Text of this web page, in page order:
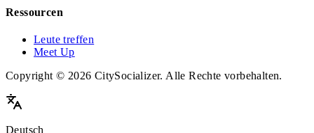
Ressourcen
Leute treffen
Meet Up
Copyright © 2026 CitySocializer. Alle Rechte vorbehalten.
Deutsch